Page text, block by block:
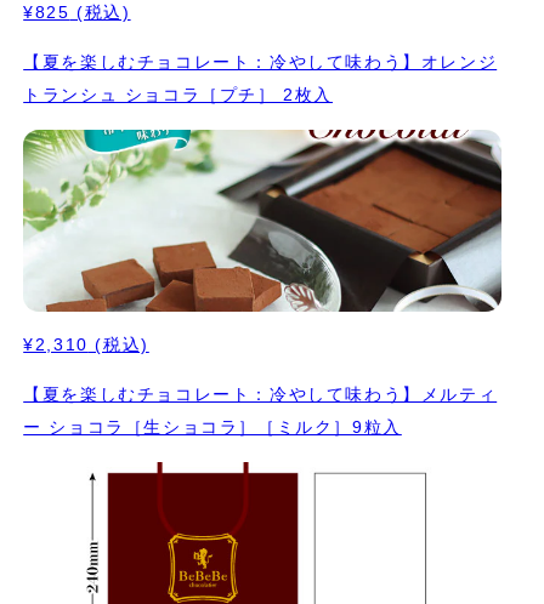
¥825 (税込)
【夏を楽しむチョコレート：冷やして味わう】オレンジ
トランシュ ショコラ［プチ］ 2枚入
¥2,310 (税込)
【夏を楽しむチョコレート：冷やして味わう】メルティ
ー ショコラ［生ショコラ］［ミルク］9粒入